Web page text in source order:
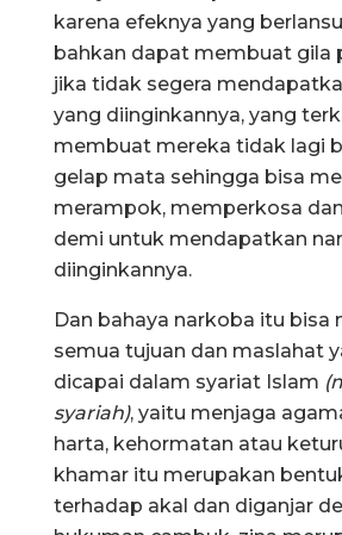
karena efeknya yang
bahkan dapat membuat gila
jika tidak segera
yang diinginkannya, yang
membuat mereka tidak lagi
gelap mata sehingga bisa
merampok, memperkosa
demi untuk mendapatkan
diinginkannya.
Dan bahaya narkoba itu bisa
semua tujuan dan maslahat
dicapai dalam syariat Islam
syariah), yaitu menjaga
harta, kehormatan atau
khamar itu merupakan
terhadap akal dan diganjar